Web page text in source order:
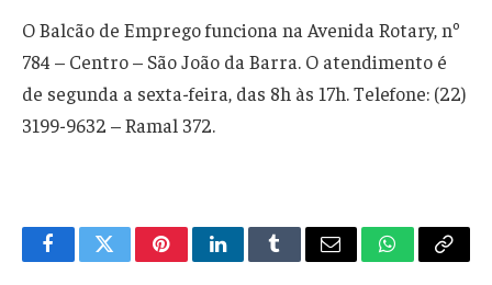
O Balcão de Emprego funciona na Avenida Rotary, nº
784 – Centro – São João da Barra. O atendimento é
de segunda a sexta-feira, das 8h às 17h. Telefone: (22)
3199-9632 – Ramal 372.
FacebookTwitterPinterestLinkedInTumblrEmail WhatsApp
Copy